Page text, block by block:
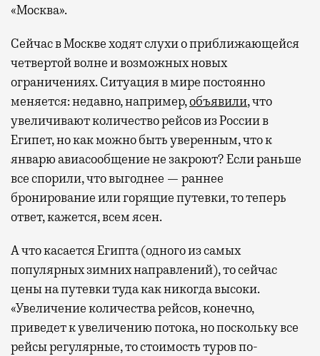
«Москва».
Сейчас в Москве ходят слухи о приближающейся
четвертой волне и возможных новых
ограничениях. Ситуация в мире постоянно
меняется: недавно, например,объявили, что
увеличивают количество рейсов из России в
Египет, но как можно быть уверенным, что к
январю авиасообщение не закроют? Если раньше
все спорили, что выгоднее — раннее
бронирование или горящие путевки, то теперь
ответ, кажется, всем ясен.
А что касается Египта (одного из самых
популярных зимних направлений), то сейчас
цены на путевки туда как никогда высоки.
«Увеличение количества рейсов, конечно,
приведет к увеличению потока, но поскольку все
рейсы регулярные, то стоимость туров по-